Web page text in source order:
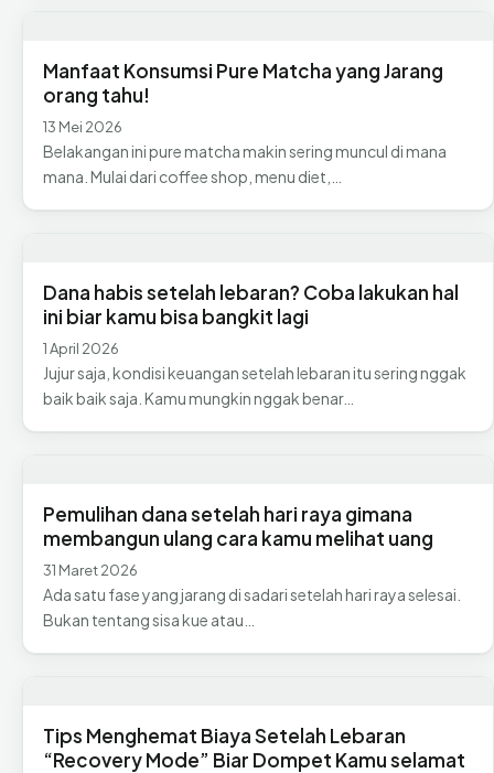
Manfaat Konsumsi Pure Matcha yang Jarang
orang tahu!
13 Mei 2026
Belakangan ini pure matcha makin sering muncul di mana
mana. Mulai dari coffee shop, menu diet,…
Dana habis setelah lebaran? Coba lakukan hal
ini biar kamu bisa bangkit lagi
1 April 2026
Jujur saja, kondisi keuangan setelah lebaran itu sering nggak
baik baik saja. Kamu mungkin nggak benar…
Pemulihan dana setelah hari raya gimana
membangun ulang cara kamu melihat uang
31 Maret 2026
Ada satu fase yang jarang di sadari setelah hari raya selesai.
Bukan tentang sisa kue atau…
Tips Menghemat Biaya Setelah Lebaran
“Recovery Mode” Biar Dompet Kamu selamat